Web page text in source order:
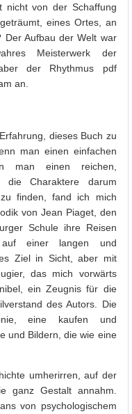
nicht von der Schaffung
eines Ortes, an
Der Aufbau der Welt war
Meisterwerk der
der Rhythmus pdf
an.
dieses Buch zu
man einen einfachen
man einen reichen,
die Charaktere darum
finden, fand ich mich
von Jean Piaget, den
Schule ihre Reisen
einer langen und
Ziel in Sicht, aber mit
das mich vorwärts
ein Zeugnis für die
des Autors. Die
eine kaufen und
und Bildern, die wie eine
umherirren, auf der
ganz Gestalt annahm.
von psychologischem